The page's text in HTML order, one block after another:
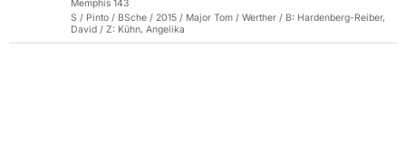
Memphis 143
S / Pinto / BSche / 2015 / Major Tom / Werther / B: Hardenberg-Reiber,
David / Z: Kühn, Angelika